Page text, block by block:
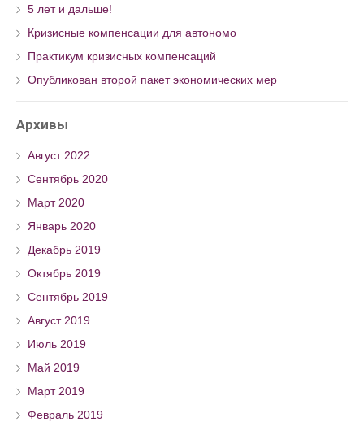
5 лет и дальше!
Кризисные компенсации для автономо
Практикум кризисных компенсаций
Опубликован второй пакет экономических мер
Архивы
Август 2022
Сентябрь 2020
Март 2020
Январь 2020
Декабрь 2019
Октябрь 2019
Сентябрь 2019
Август 2019
Июль 2019
Май 2019
Март 2019
Февраль 2019